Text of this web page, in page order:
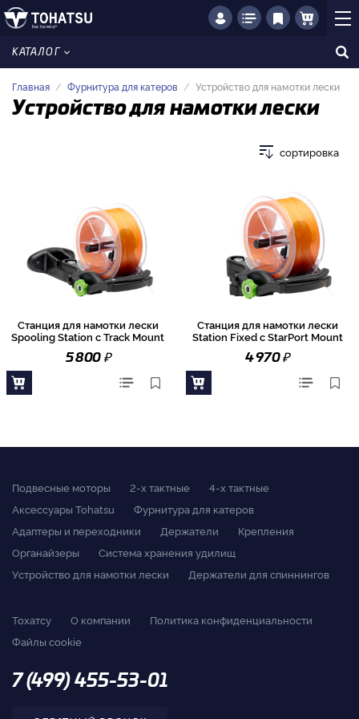
КАТАЛОГ
Главная Фурнитура для катеров Устройство для намотки лески
Устройство для намотки лески
сортировка
Станция для намотки лески
Spooling Station с Track Mount
5 800₽
Станция для намотки лески
Station Fixed с StarPort Mount
4 970₽
Подвесные моторы 2-x тактные
4-x тактные
Аксессуары Tohatsu
Фурнитура для катеров
Адаптеры и переходники
Держатели
Крепления
Органайзеры
Система хранения удилищ
Устройство для намотки лески
Держатели для спиннингов
Тохатсу О компании
Политика конфиденциальности
Файлы cookie
7 (499) 455-53-01